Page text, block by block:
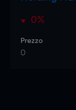
0%
Prezzo
0